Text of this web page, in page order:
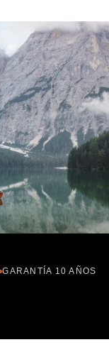
GARANTÍA 10 AÑOS